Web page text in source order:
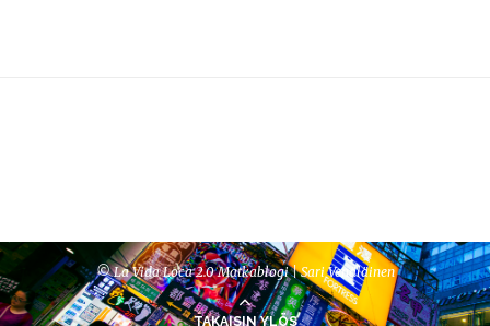
© La Vida Loca 2.0 Matkablogi | Sari Venäläinen
TAKAISIN YLÖS